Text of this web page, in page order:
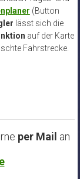
(Button
lässt sich die
auf der Karte
Fahrstrecke.
per Mail an